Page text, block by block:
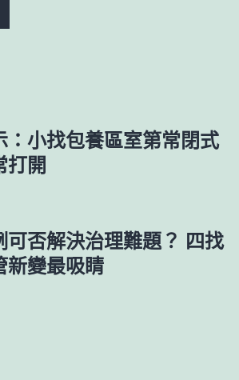
：小找包養區室第常閉式
打開
可否解決治理難題？ 四找
新變最吸睛